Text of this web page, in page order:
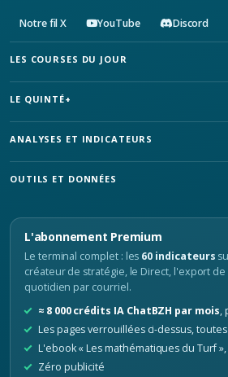
Notre fil X YouTube Discord
LES COURSES DU JOUR
LE QUINTÉ+
ANALYSES ET INDICATEURS
OUTILS ET DONNÉES
L'abonnement Premium
Le terminal complet : les 60 indicateurs
créateur de stratégie, le Direct, l'export de
quotidien par courriel.
≈ 8 000 crédits IA ChatBZH par mois,
Les pages verrouillées ci-dessus,
L'ebook « Les mathématiques du Turf
Zéro publicité